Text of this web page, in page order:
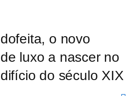
o novo
luxo a nascer no
do século XIX